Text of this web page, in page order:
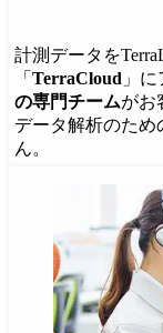
計測データを
「 TerraCloud 」
の専門チームがお
データ解析のた
ん。